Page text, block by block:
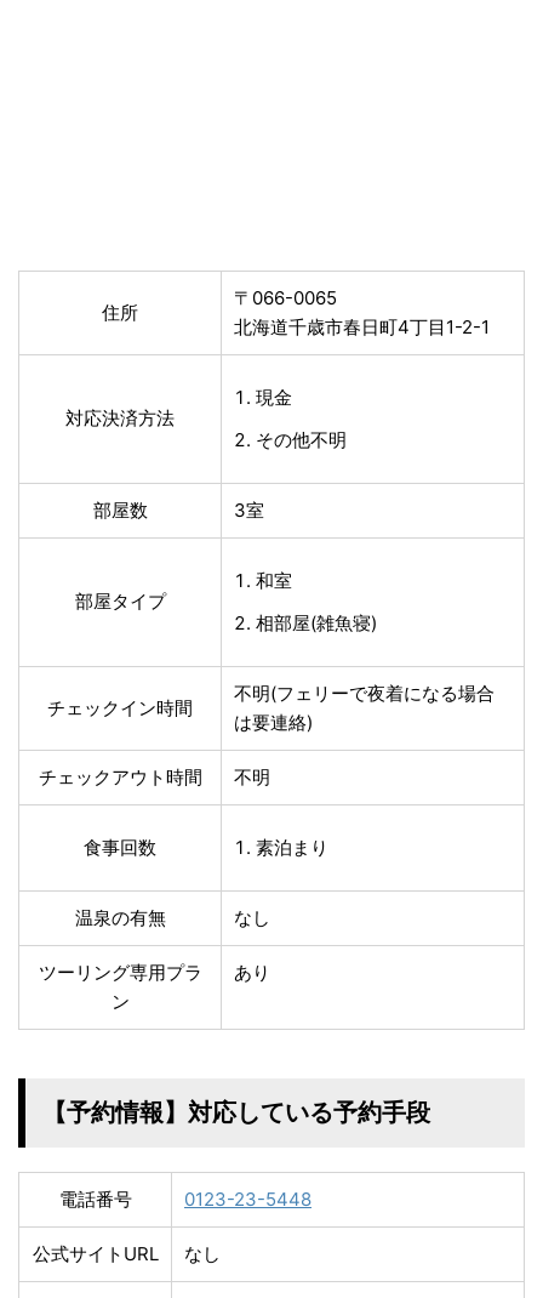
住所
〒066-0065
北海道千歳市春日町4丁目1-2-1
対応決済方法
現金
その他不明
部屋数 3室
部屋タイプ
和室
相部屋(雑魚寝)
チェックイン時間
不明(フェリーで夜着になる場合
は要連絡)
チェックアウト時間 不明
食事回数 素泊まり
温泉の有無 なし
ツーリング専用プラ
ン
あり
【予約情報】対応している予約手段
電話番号 0123-23-5448
公式サイトURL なし